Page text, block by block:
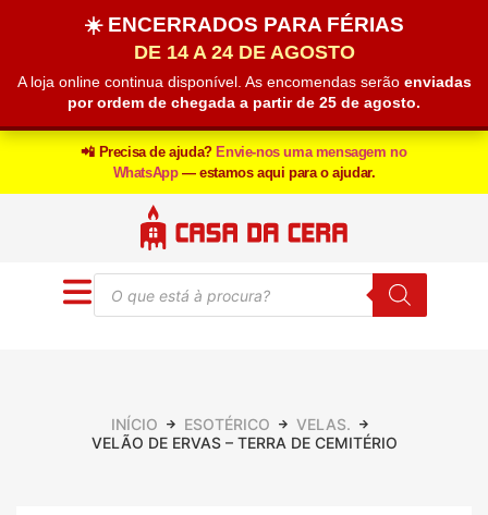
☀️ ENCERRADOS PARA FÉRIAS
DE 14 A 24 DE AGOSTO
A loja online continua disponível. As encomendas serão enviadas
por ordem de chegada a partir de 25 de agosto.
📲 Precisa de ajuda? Envie-nos uma mensagem no
WhatsApp — estamos aqui para o ajudar.
INÍCIO ESOTÉRICO
VELAS.
VELÃO DE ERVAS – TERRA DE CEMITÉRIO